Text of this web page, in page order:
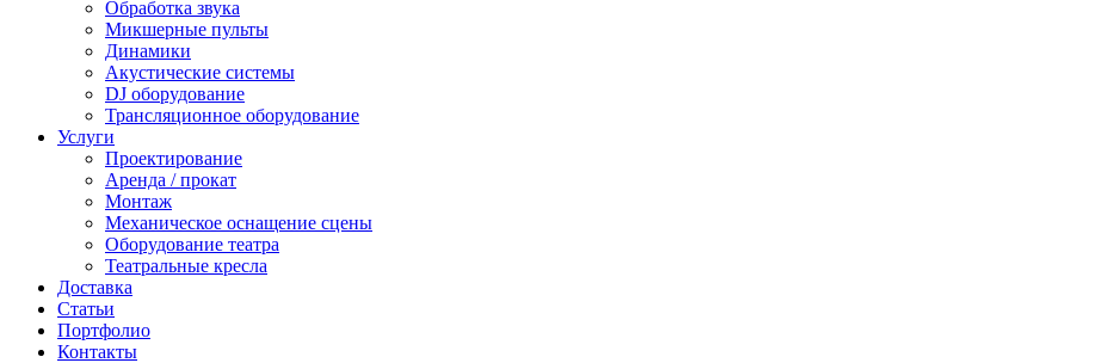
Обработка звука
Микшерные пульты
Динамики
Акустические системы
DJ оборудование
Трансляционное оборудование
Услуги
Проектирование
Аренда / прокат
Монтаж
Механическое оснащение сцены
Оборудование театра
Театральные кресла
Доставка
Статьи
Портфолио
Контакты